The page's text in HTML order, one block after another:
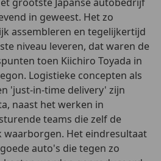
in geweest. Het zo
assembleren en tegelijkertijd
niveau leveren, dat waren de
toen Kiichiro Toyada in
Logistieke concepten als
'just-in-time delivery' zijn
naast het werken in
teams die zelf de
waarborgen. Het eindresultaat
auto's die tegen zo